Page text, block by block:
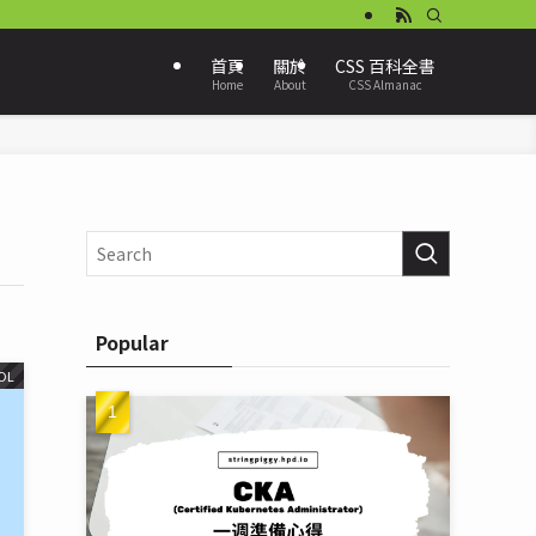
首頁
Home
關於
About
CSS 百科全書
CSS Almanac
Popular